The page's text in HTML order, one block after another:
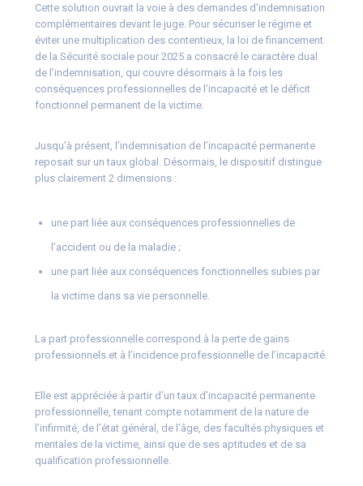
Cette solution ouvrait la voie à des demandes d’indemnisation
complémentaires devant le juge. Pour sécuriser le régime et
éviter une multiplication des contentieux, la loi de financement
de la Sécurité sociale pour 2025 a consacré le caractère dual
de l’indemnisation, qui couvre désormais à la fois les
conséquences professionnelles de l’incapacité et le déficit
fonctionnel permanent de la victime.
Jusqu’à présent, l’indemnisation de l’incapacité permanente
reposait sur un taux global. Désormais, le dispositif distingue
plus clairement 2 dimensions :
une part liée aux conséquences professionnelles de
l’accident ou de la maladie ;
une part liée aux conséquences fonctionnelles subies par
la victime dans sa vie personnelle.
La part professionnelle correspond à la perte de gains
professionnels et à l’incidence professionnelle de l’incapacité.
Elle est appréciée à partir d’un taux d’incapacité permanente
professionnelle, tenant compte notamment de la nature de
l’infirmité, de l’état général, de l’âge, des facultés physiques et
mentales de la victime, ainsi que de ses aptitudes et de sa
qualification professionnelle.